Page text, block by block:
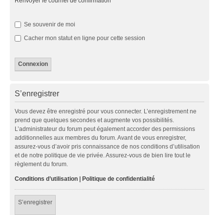
Se souvenir de moi
Cacher mon statut en ligne pour cette session
S’enregistrer
Vous devez être enregistré pour vous connecter. L’enregistrement ne
prend que quelques secondes et augmente vos possibilités.
L’administrateur du forum peut également accorder des permissions
additionnelles aux membres du forum. Avant de vous enregistrer,
assurez-vous d’avoir pris connaissance de nos conditions d’utilisation
et de notre politique de vie privée. Assurez-vous de bien lire tout le
règlement du forum.
Conditions d’utilisation | Politique de confidentialité
S’enregistrer